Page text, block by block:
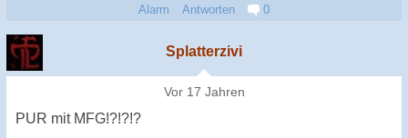
Alarm Antworten 0
Splatterzivi
Vor 17 Jahren
PUR mit MFG!?!?!?